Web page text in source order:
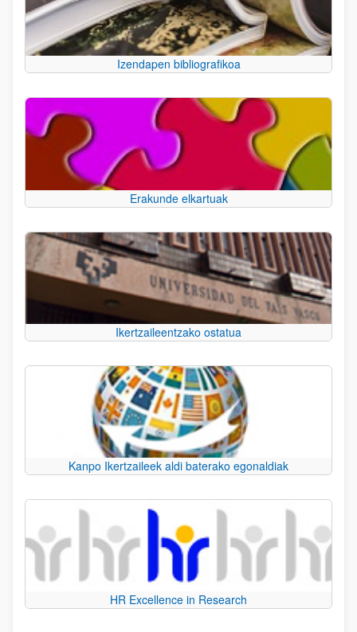
Izendapen bibliografikoa
Erakunde elkartuak
Ikertzaileentzako ostatua
Kanpo Ikertzaileek aldi baterako egonaldiak
HR Excellence in Research